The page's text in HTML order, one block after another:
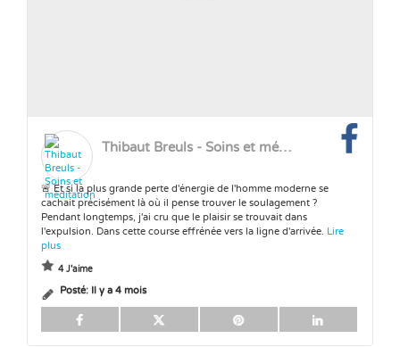
Thibaut Breuls - Soins et méditation
🚨 Et si la plus grande perte d'énergie de l'homme moderne se
cachait précisément là où il pense trouver le soulagement ?
Pendant longtemps, j'ai cru que le plaisir se trouvait dans
l'expulsion. Dans cette course effrénée vers la ligne d'arrivée. Lire
plus
4 J'aime
Posté: Il y a 4 mois